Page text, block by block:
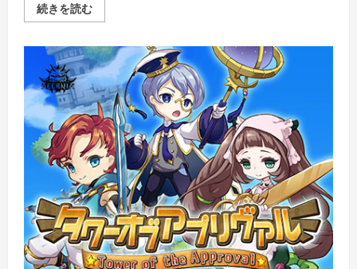
続きを読む＜
DLC
ワ
ー
オ
ブ
ア
プ
リ
ヴ
ァ
ル
オ
リ
ジ
ナ
ル
サ
ウ
ン
ド
ト